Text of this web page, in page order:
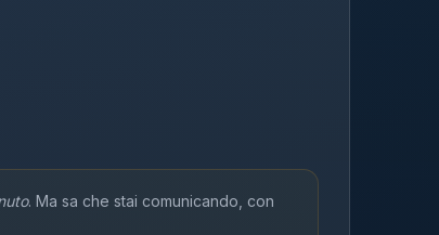
. Ma sa che stai comunicando, con